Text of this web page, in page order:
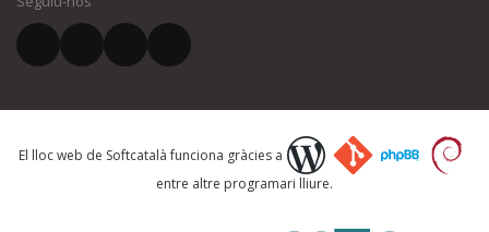
El vostre correu electrònic *
Què proposeu?
El lloc web de Softcatalà funciona gràcies a
entre altre programari lliure.